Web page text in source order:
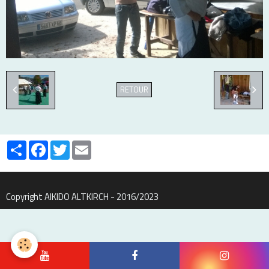
RETOUR
PartagerFacebook
Twitter
Copyright AIKIDO ALTKIRCH - 2016/2023